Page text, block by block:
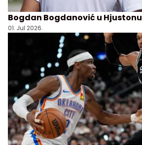
Bogdan Bogdanović u Hjustonu
01. Jul 2026.